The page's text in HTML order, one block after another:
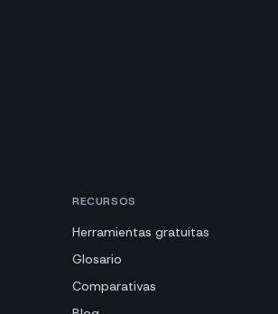
RECURSOS
Herramientas gratuitas
Glosario
Comparativas